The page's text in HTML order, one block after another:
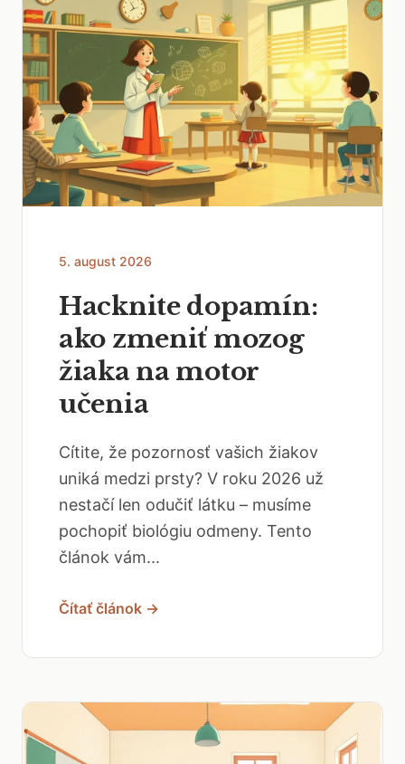
5. august 2026
Hacknite dopamín:
ako zmeniť mozog
žiaka na motor
učenia
Cítite, že pozornosť vašich žiakov
uniká medzi prsty? V roku 2026 už
nestačí len odučiť látku – musíme
pochopiť biológiu odmeny. Tento
článok vám...
Čítať článok →